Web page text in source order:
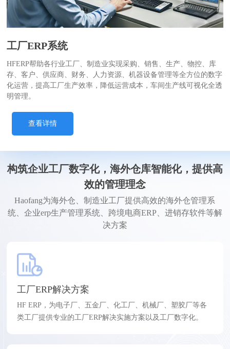
工厂ERP系统
HFERP帮助各行业工厂、制造业实现采购、销售、生产、物控、库
存、客户、供应商、财务、人力资源、机器设备管理等全方位的数字
化运营，提高工厂生产效率，降低运营成本，车间生产线可视化全透
明管理。
查看详情
构筑企业工厂数字化，海外仓库智能化，提供高
效的管理理念
Haofang为海外仓、制造业工厂提供高效的海外仓管理系
统、企业erp生产管理系统、跨境电商ERP、进销存软件等解
决方案
工厂ERP解决方案
HF ERP，为电子厂、五金厂、化工厂、机械厂、塑胶厂等各
类工厂提供专业的工厂ERP解决实施方案以及工厂数字化。